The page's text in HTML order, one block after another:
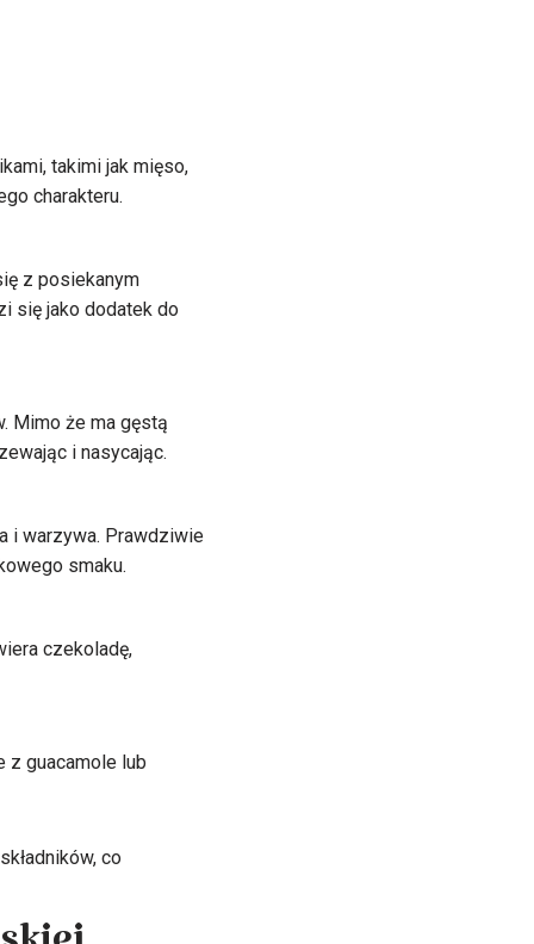
takimi jak mięso,
charakteru.
z posiekanym
się jako dodatek do
Mimo że ma gęstą
i nasycając.
i warzywa. Prawdziwie
smaku.
czekoladę,
z guacamole lub
co